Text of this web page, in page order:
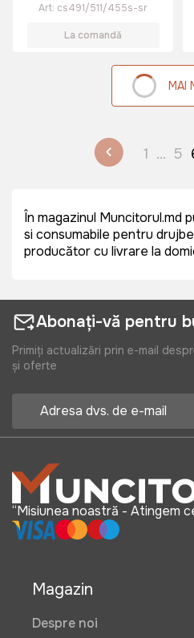
Art: cs491/511/455s-sr
La comandă
MAI
1 ... 5
În magazinul Muncitorul.md
si consumabile pentru
producător cu livrare la
Abonați-vă pentru
Primiți actualizări prin e-mail
și oferte
“Misiunea noastră - Atingem
Magazin
Despre noi